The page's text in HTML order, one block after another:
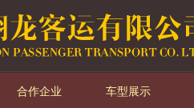
合作企业 车型展示